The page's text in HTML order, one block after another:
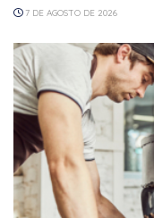
7 DE AGOSTO DE 2026